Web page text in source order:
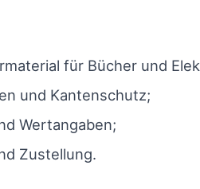
für Bücher und
und Kantenschutz;
Wertangaben;
Zustellung.